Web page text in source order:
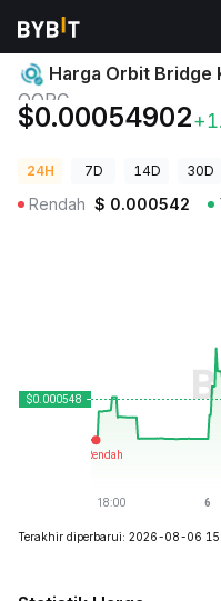
Harga Kripto Harga Orbit
Harga Orbit Bridge
OORC
$0.00054902
24H 7D 14D 30D
Rendah $ 0.000542
Terakhir diperbarui: 2026-08-06